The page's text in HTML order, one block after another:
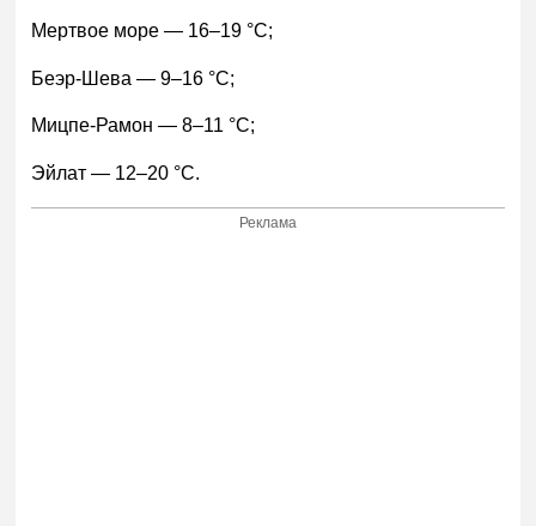
Мертвое море — 16–19 °С;
Беэр-Шева — 9–16 °С;
Мицпе-Рамон — 8–11 °С;
Эйлат — 12–20 °С.
Реклама